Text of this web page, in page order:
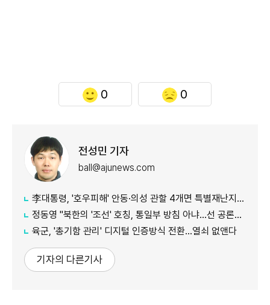
0 0
전성민 기자
ball@ajunews.com
李대통령, '호우피해' 안동·의성 관할 4개면 특별재난지역 선포
정동영 "북한의 '조선' 호칭, 통일부 방침 아냐...선 공론화 먼저"
육군, '총기함 관리' 디지털 인증방식 전환…열쇠 없앤다
기자의 다른기사